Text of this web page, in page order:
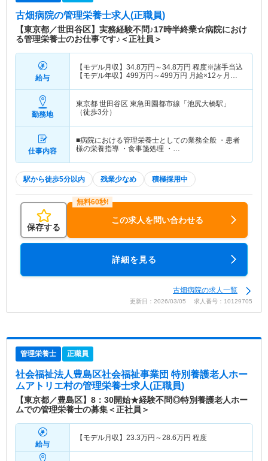
古畑病院の管理栄養士求人(正職員)
【東京都／世田谷区】実務経験不問♪17時半終業☆病院におけ
る管理栄養士のお仕事です♪＜正社員＞
給与
【モデル月収】 34.8万円～34.8万円 程度※諸手当込
【モデル年収】 499万円～499万円 月給×12ヶ月＋
勤務地
東京都 世田谷区 東急田園都市線「池尻大橋駅」
（徒歩3分）
仕事内容
■病院における管理栄養士としての業務全般 ・患者
様の栄養指導 ・食事箋処理 ・…
駅から徒歩5分以内 残業少なめ 積極採用中
保存する
この求人を問い合わせる
詳細を見る
古畑病院の求人一覧
更新日：2026/03/05 求人番号：10129705
管理栄養士 正職員
社会福祉法人豊島区社会福祉事業団 特別養護老人ホー
ムアトリエ村の管理栄養士求人(正職員)
【東京都／豊島区】8：30開始★経験不問◎特別養護老人ホー
ムでの管理栄養士の募集＜正社員＞
給与
【モデル月収】 23.3万円～28.6万円 程度